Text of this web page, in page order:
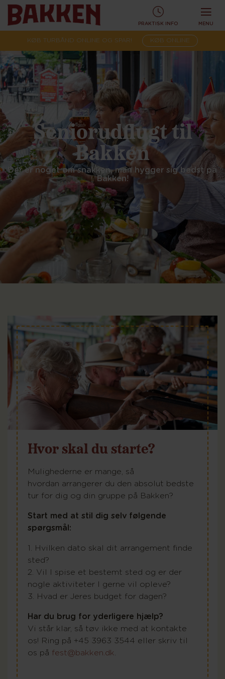
Seniorudflugt til
Bakken
Der er noget om snakken, man hygger sig bedst på
Bakken!
Hvor skal du starte?
Mulighederne er mange, så
hvordan arrangerer du den absolut bedste
tur for dig og din gruppe på Bakken?
Start med at stil dig selv følgende
spørgsmål:
1. Hvilken dato skal dit arrangement finde
sted?
2. Vil I spise et bestemt sted og er der
nogle aktiviteter I gerne vil opleve?
3. Hvad er Jeres budget for dagen?
Har du brug for yderligere hjælp?
Vi står klar, så tøv ikke med at kontakte
os! Ring på +45 3963 3544 eller skriv til
os på fest@bakken.dk
PRAKTISK INFO MENU
KØB TURBÅND ONLINE OG SPAR! KØB ONLINE